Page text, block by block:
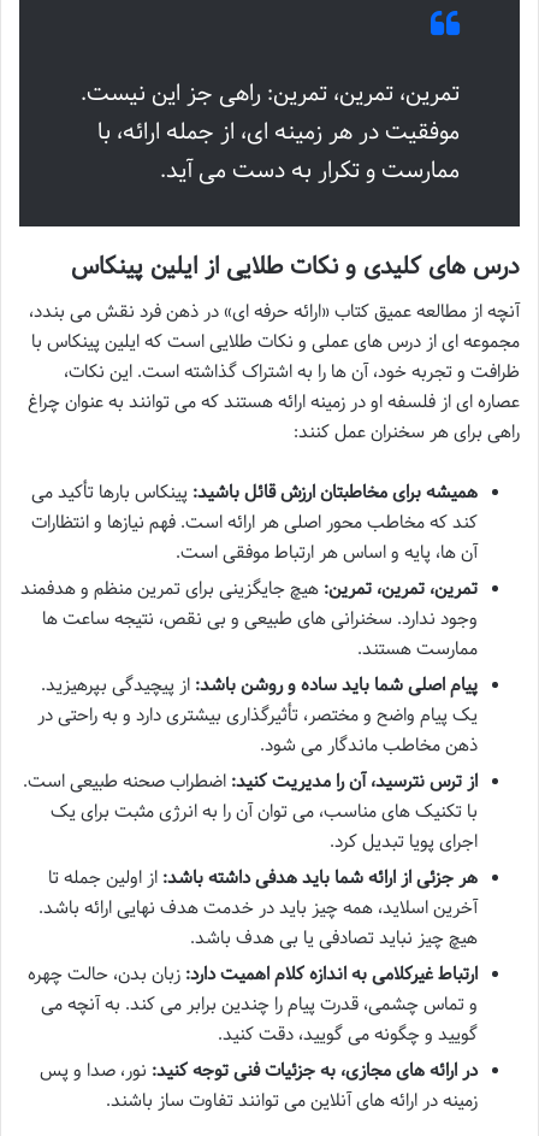
تمرین، تمرین، تمرین: راهی جز این نیست.
موفقیت در هر زمینه ای، از جمله ارائه، با
ممارست و تکرار به دست می آید.
درس های کلیدی و نکات طلایی از ایلین پینکاس
آنچه از مطالعه عمیق کتاب «ارائه حرفه ای» در ذهن فرد نقش می بندد،
مجموعه ای از درس های عملی و نکات طلایی است که ایلین پینکاس با
ظرافت و تجربه خود، آن ها را به اشتراک گذاشته است. این نکات،
عصاره ای از فلسفه او در زمینه ارائه هستند که می توانند به عنوان چراغ
راهی برای هر سخنران عمل کنند:
همیشه برای مخاطبتان ارزش قائل باشید: پینکاس بارها تأکید می
کند که مخاطب محور اصلی هر ارائه است. فهم نیازها و انتظارات
آن ها، پایه و اساس هر ارتباط موفقی است.
تمرین، تمرین، تمرین: هیچ جایگزینی برای تمرین منظم و هدفمند
وجود ندارد. سخنرانی های طبیعی و بی نقص، نتیجه ساعت ها
ممارست هستند.
پیام اصلی شما باید ساده و روشن باشد: از پیچیدگی بپرهیزید.
یک پیام واضح و مختصر، تأثیرگذاری بیشتری دارد و به راحتی در
ذهن مخاطب ماندگار می شود.
از ترس نترسید، آن را مدیریت کنید: اضطراب صحنه طبیعی است.
با تکنیک های مناسب، می توان آن را به انرژی مثبت برای یک
اجرای پویا تبدیل کرد.
هر جزئی از ارائه شما باید هدفی داشته باشد: از اولین جمله تا
آخرین اسلاید، همه چیز باید در خدمت هدف نهایی ارائه باشد.
هیچ چیز نباید تصادفی یا بی هدف باشد.
ارتباط غیرکلامی به اندازه کلام اهمیت دارد: زبان بدن، حالت چهره
و تماس چشمی، قدرت پیام را چندین برابر می کند. به آنچه می
گویید و چگونه می گویید، دقت کنید.
در ارائه های مجازی، به جزئیات فنی توجه کنید: نور، صدا و پس
زمینه در ارائه های آنلاین می توانند تفاوت ساز باشند.